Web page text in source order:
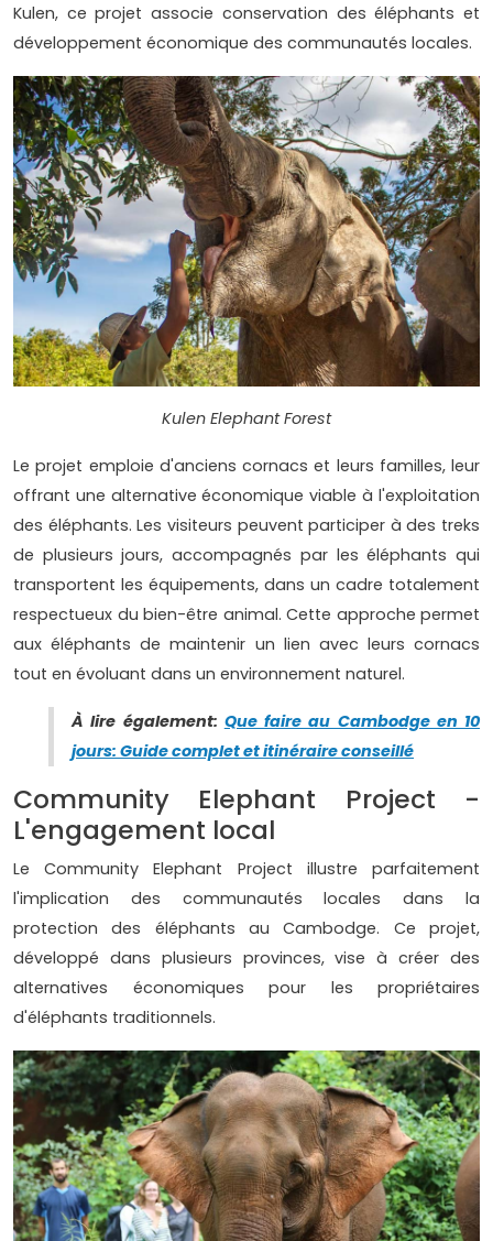
Kulen, ce projet associe conservation des éléphants et
développement économique des communautés locales.
Kulen Elephant Forest
Le projet emploie d'anciens cornacs et leurs familles, leur
offrant une alternative économique viable à l'exploitation
des éléphants. Les visiteurs peuvent participer à des treks
de plusieurs jours, accompagnés par les éléphants qui
transportent les équipements, dans un cadre totalement
respectueux du bien-être animal. Cette approche permet
aux éléphants de maintenir un lien avec leurs cornacs
tout en évoluant dans un environnement naturel.
À lire également: Que faire au Cambodge en 10
jours: Guide complet et itinéraire conseillé
Community Elephant Project -
L'engagement local
Le Community Elephant Project illustre parfaitement
l'implication des communautés locales dans la
protection des éléphants au Cambodge. Ce projet,
développé dans plusieurs provinces, vise à créer des
alternatives économiques pour les propriétaires
d'éléphants traditionnels.